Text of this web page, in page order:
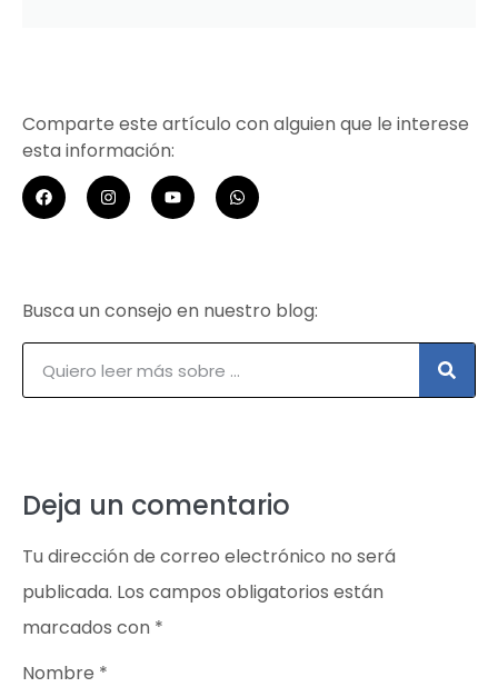
Comparte este artículo con alguien que le interese
esta información:
Busca un consejo en nuestro blog:
Deja un comentario
Tu dirección de correo electrónico no será
publicada. Los campos obligatorios están
marcados con *
Nombre *